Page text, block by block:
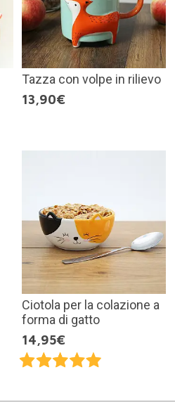
Tazza con volpe in rilievo
13,90€
Ciotola per la colazione a
forma di gatto
14,95€